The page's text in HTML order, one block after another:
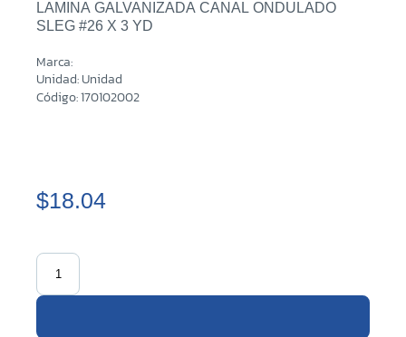
LAMINA GALVANIZADA CANAL ONDULADO
SLEG #26 X 3 YD
Marca:
Unidad: Unidad
Código: 170102002
$18.04